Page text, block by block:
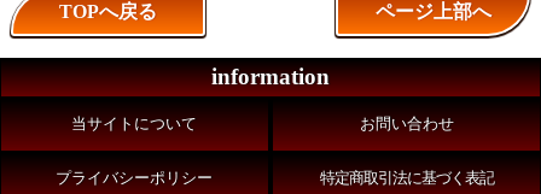
TOPへ戻る ページ上部へ
information
当サイトについて お問い合わせ
プライバシーポリシー 特定商取引法に基づく表記